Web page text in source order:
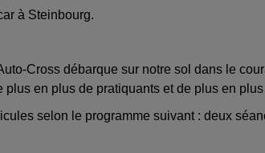
à Steinbourg.
Cross débarque sur notre sol dans le
en plus de pratiquants et de plus en
selon le programme suivant : deux